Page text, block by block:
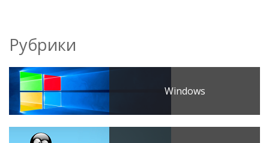
Рубрики
Windows